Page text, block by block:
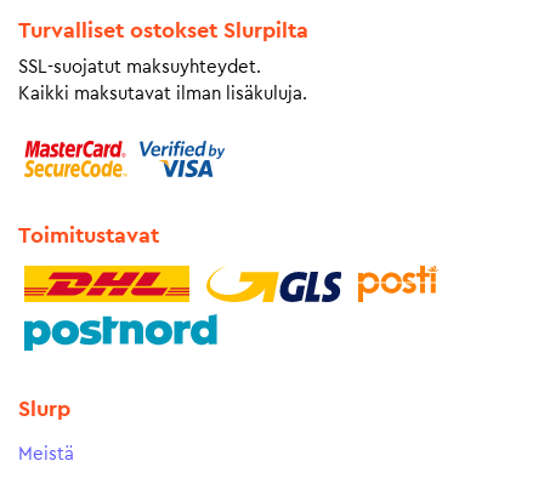
Turvalliset ostokset Slurpilta
SSL-suojatut maksuyhteydet.
Kaikki maksutavat ilman lisäkuluja.
Toimitustavat
Slurp
Meistä